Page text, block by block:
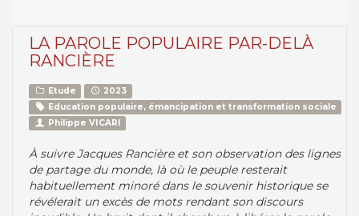
LA PAROLE POPULAIRE PAR-DELÀ
RANCIÈRE
Etude
2023
Education populaire, émancipation et transformation sociale
Philippe VICARI
À suivre Jacques Rancière et son observation des lignes
de partage du monde, là où le peuple resterait
habituellement minoré dans le souvenir historique se
révélerait un excès de mots rendant son discours